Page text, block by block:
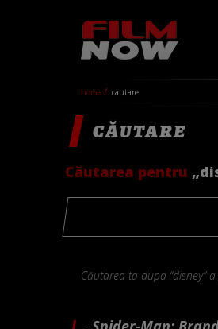
home cautare
CĂUTARE
Căutarea pentru
Căutarea ta dupa “disney”